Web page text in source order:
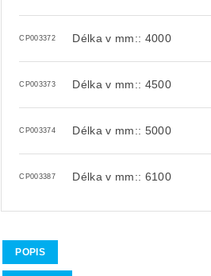
CP003372 Délka v mm:: 4000
CP003373 Délka v mm:: 4500
CP003374 Délka v mm:: 5000
CP003387 Délka v mm:: 6100
POPIS